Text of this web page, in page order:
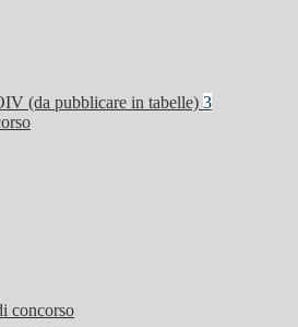
(da pubblicare in tabelle) 3
concorso